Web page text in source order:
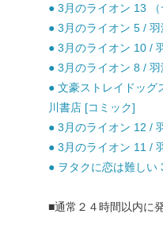
● 3月のライオン 13
● 3月のライオン 5 /
● 3月のライオン 10 /
● 3月のライオン 8 /
● 文豪ストレイドッグ
川書店 [コミック]
● 3月のライオン 12 /
● 3月のライオン 11 /
● ヲタクに恋は難しい
■通常２４時間以内に